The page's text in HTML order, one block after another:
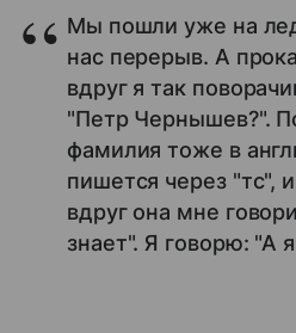
Мы пошли уже на
нас перерыв. А
вдруг я так
"Петр Чернышев?".
фамилия тоже в
пишется через "тс",
вдруг она мне
знает". Я говорю: "А